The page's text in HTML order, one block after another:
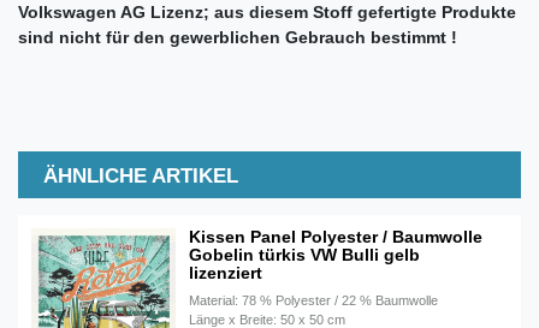
Volkswagen AG Lizenz; aus diesem Stoff gefertigte Produkte
sind nicht für den gewerblichen Gebrauch bestimmt !
ÄHNLICHE ARTIKEL
Kissen Panel Polyester / Baumwolle
Gobelin türkis VW Bulli gelb
lizenziert
Material: 78 % Polyester / 22 % Baumwolle
Länge x Breite: 50 x 50 cm